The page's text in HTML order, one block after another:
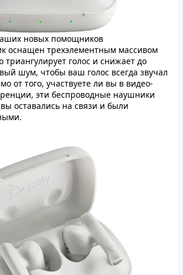
новых помощников
оснащен трехэлементным массивом
триангулирует голос и снижает до
шум, чтобы ваш голос всегда звучал
от того, участвуете ли вы в видео-
эти беспроводные наушники
оставались на связи и были